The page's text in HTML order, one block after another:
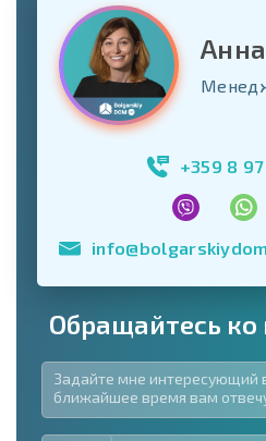
Анна
+359 8
Обращайтесь ко